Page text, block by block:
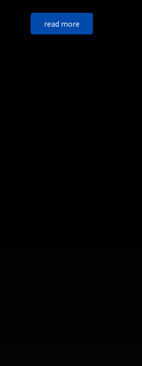
read more